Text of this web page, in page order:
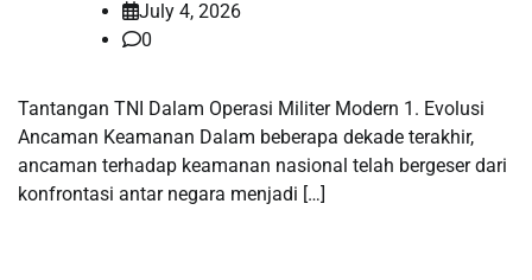
July 4, 2026
0
Tantangan TNI Dalam Operasi Militer Modern 1. Evolusi
Ancaman Keamanan Dalam beberapa dekade terakhir,
ancaman terhadap keamanan nasional telah bergeser dari
konfrontasi antar negara menjadi […]